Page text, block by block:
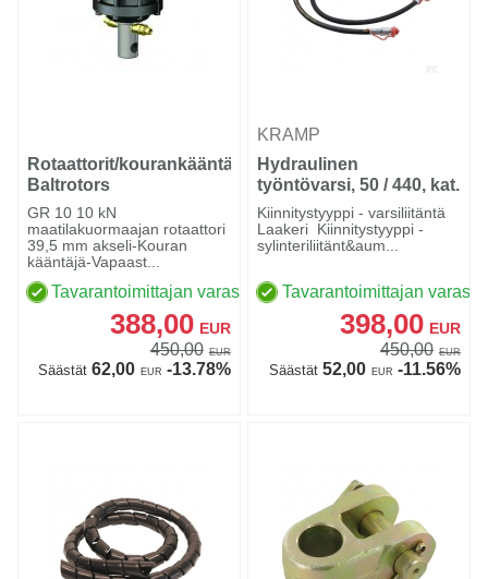
Rotaattorit/kourankääntäjät
Baltrotors
GR 10 10 kN
maatilakuormaajan rotaattori
39,5 mm akseli-Kouran
kääntäjä-Vapaast...
Tavarantoimittajan varastossa
388,00 EUR
450,00 EUR
Säästät62,00 EUR -13.78%
KRAMP
Hydraulinen
työntövarsi, 50 / 440, kat.
1, sis. letkut
Kiinnitystyyppi - varsiliitäntä
Laakeri Kiinnitystyyppi -
sylinteriliitänt&aum...
Tavarantoimittajan
398,00 EUR
450,00 EUR
Säästät52,00 EUR -11.56%